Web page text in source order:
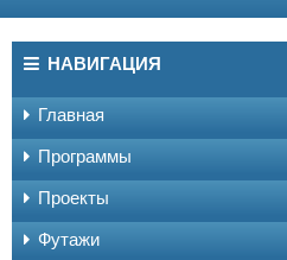
НАВИГАЦИЯ
Главная
Программы
Проекты
Футажи